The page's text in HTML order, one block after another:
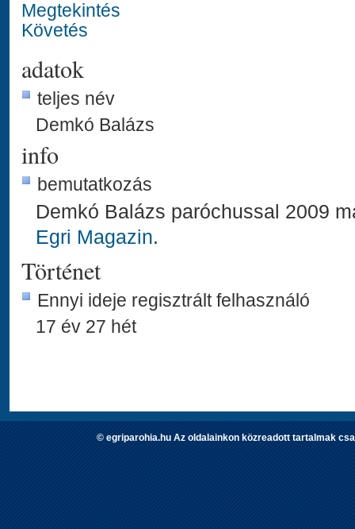
Megtekintés
Követés
adatok
teljes név
Demkó Balázs
info
bemutatkozás
Demkó Balázs paróchussal 2009
Egri Magazin.
Történet
Ennyi ideje regisztrált felhasználó
17 év 27 hét
© egriparohia.hu Az oldalainkon közreadott tartalmak